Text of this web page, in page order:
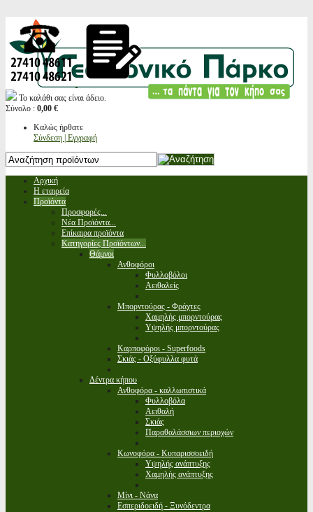
Το καλάθι σας είναι άδειο.
Σύνολο : 0,00 €
Καλώς ήρθατε
Σύνδεση | Εγγραφή
Αρχική
Η εταιρεία
Προϊόντα
Προσφορές...
Νέα Προϊόντα...
Επίκαιρα προϊόντα
Κατηγορίες Προϊόντων...
Θάμνοι
Ανθοφόροι
Φυλλοβόλοι
Αειθαλείς
Μπορντούρας - Φράχτες
Χαμηλής μπορντούρας
Υψηλής μπορντούρας
Καρποφόροι - Superfoods
Σκιάς - Οξύφυλλα φυτά
Δέντρα κήπου
Ανθοφόρα - καλλωπιστικά
Φυλλοβόλα
Αειθαλή
Σκιάς
Παραθαλάσσιων περιοχών
Κωνοφόρα - Κυπαρισσοειδή
Υψηλής ανάπτυξης
Χαμηλής ανάπτυξης
Μίνι - Νάνα
Εσπεριδοειδή - Ξυνόδεντρα